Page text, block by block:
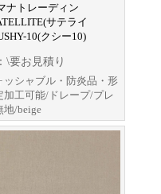
ナトレーディン
サテライ
10(クシー10)
\要お見積り
ッシャブル・防炎品・形
加工可能/ドレープ/プレ
地/beige